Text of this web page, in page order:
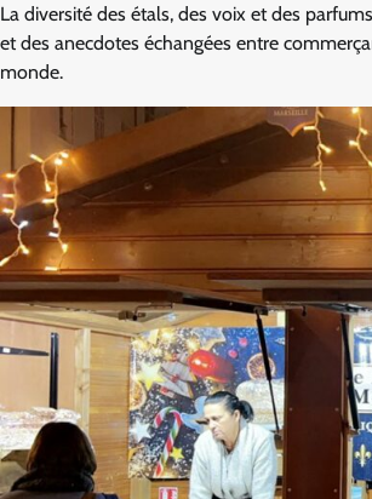
La diversité des étals, des voix et des
et des anecdotes échangées entre
monde.